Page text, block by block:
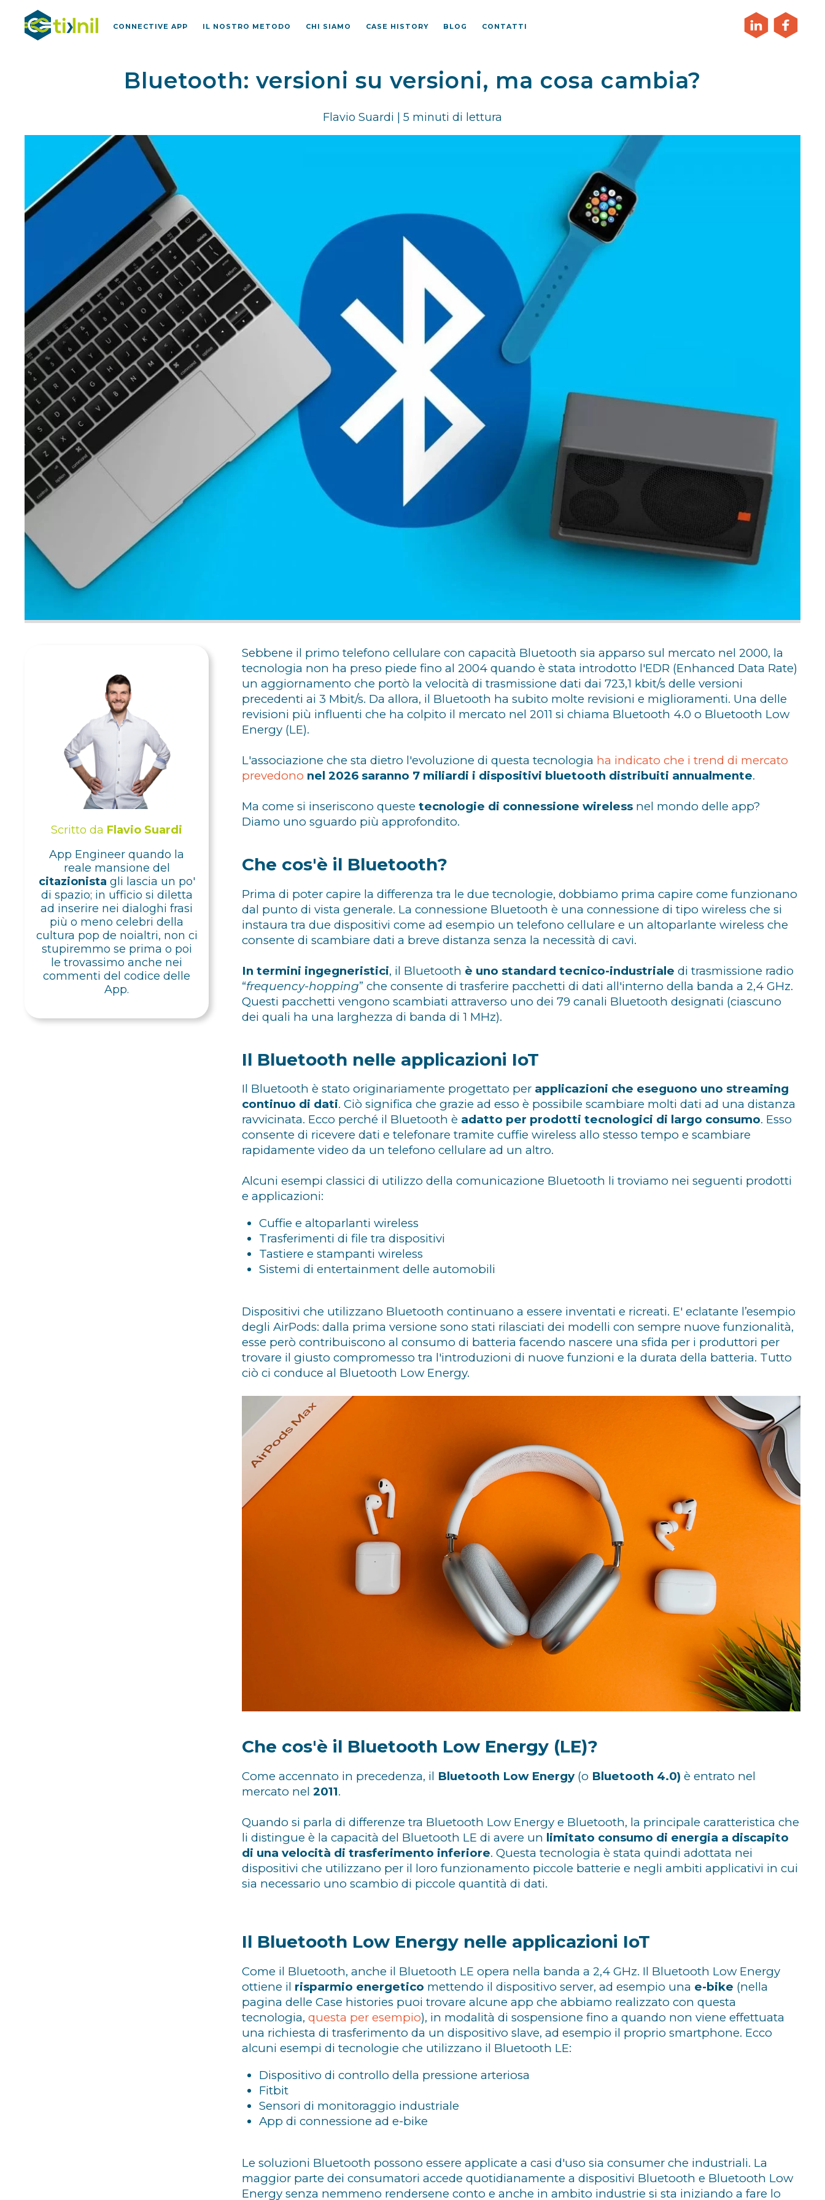
CONNECTIVE APP IL NOSTRO METODO CHI SIAMO CASE HISTORY BLOG CONTATTI
Bluetooth: versioni su versioni, ma cosa cambia?
Flavio Suardi | 5 minuti di lettura
Scritto da Flavio Suardi
App Engineer quando la
reale mansione del
citazionista gli lascia un po'
di spazio; in ufficio si diletta
ad inserire nei dialoghi frasi
più o meno celebri della
cultura pop de noialtri, non ci
stupiremmo se prima o poi
le trovassimo anche nei
commenti del codice delle
App.
Sebbene il primo telefono cellulare con capacità Bluetooth sia apparso sul mercato nel 2000, la
tecnologia non ha preso piede fino al 2004 quando è stata introdotto l'EDR (Enhanced Data Rate)
un aggiornamento che portò la velocità di trasmissione dati dai 723,1 kbit/s delle versioni
precedenti ai 3 Mbit/s. Da allora, il Bluetooth ha subito molte revisioni e miglioramenti. Una delle
revisioni più influenti che ha colpito il mercato nel 2011 si chiama Bluetooth 4.0 o Bluetooth Low
Energy (LE).
L'associazione che sta dietro l'evoluzione di questa tecnologia ha indicato che i trend di mercato
prevedono nel 2026 saranno 7 miliardi i dispositivi bluetooth distribuiti annualmente.
Ma come si inseriscono questetecnologie di connessione wireless nel mondo delle app?
Diamo uno sguardo più approfondito.
Che cos'è il Bluetooth?
Prima di poter capire la differenza tra le due tecnologie, dobbiamo prima capire come funzionano
dal punto di vista generale. La connessione Bluetooth è una connessione di tipo wireless che si
instaura tra due dispositivi come ad esempio un telefono cellulare e un altoparlante wireless che
consente di scambiare dati a breve distanza senza la necessità di cavi.
In termini ingegneristici, il Bluetooth è uno standard tecnico-industriale di trasmissione radio
“frequency-hopping” che consente di trasferire pacchetti di dati all'interno della banda a 2,4 GHz.
Questi pacchetti vengono scambiati attraverso uno dei 79 canali Bluetooth designati (ciascuno
dei quali ha una larghezza di banda di 1 MHz).
Il Bluetooth nelle applicazioni IoT
Il Bluetooth è stato originariamente progettato per applicazioni che eseguono uno streaming
continuo di dati. Ciò significa che grazie ad esso è possibile scambiare molti dati ad una distanza
ravvicinata. Ecco perché il Bluetooth è adatto per prodotti tecnologici di largo consumo. Esso
consente di ricevere dati e telefonare tramite cuffie wireless allo stesso tempo e scambiare
rapidamente video da un telefono cellulare ad un altro.
Alcuni esempi classici di utilizzo della comunicazione Bluetooth li troviamo nei seguenti prodotti
e applicazioni:
Cuffie e altoparlanti wireless
Trasferimenti di file tra dispositivi
Tastiere e stampanti wireless
Sistemi di entertainment delle automobili
Dispositivi che utilizzano Bluetooth continuano a essere inventati e ricreati. E' eclatante l’esempio
degli AirPods: dalla prima versione sono stati rilasciati dei modelli con sempre nuove funzionalità,
esse però contribuiscono al consumo di batteria facendo nascere una sfida per i produttori per
trovare il giusto compromesso tra l'introduzioni di nuove funzioni e la durata della batteria. Tutto
ciò ci conduce al Bluetooth Low Energy.
Che cos'è il Bluetooth Low Energy (LE)?
Come accennato in precedenza, il Bluetooth Low Energy(o Bluetooth 4.0) è entrato nel
mercato nel2011.
Quando si parla di differenze tra Bluetooth Low Energy e Bluetooth, la principale caratteristica che
li distingue è la capacità del Bluetooth LE di avere un limitato consumo di energia a discapito
di una velocità di trasferimento inferiore. Questa tecnologia è stata quindi adottata nei
dispositivi che utilizzano per il loro funzionamento piccole batterie e negli ambiti applicativi in cui
sia necessario uno scambio di piccole quantità di dati.
Il Bluetooth Low Energy nelle applicazioni IoT
Come il Bluetooth, anche il Bluetooth LE opera nella banda a 2,4 GHz. Il Bluetooth Low Energy
ottiene il risparmio energetico mettendo il dispositivo server, ad esempio una e-bike (nella
pagina delle Case histories puoi trovare alcune app che abbiamo realizzato con questa
tecnologia,questa per esempio), in modalità di sospensione fino a quando non viene effettuata
una richiesta di trasferimento da un dispositivo slave, ad esempio il proprio smartphone. Ecco
alcuni esempi di tecnologie che utilizzano il Bluetooth LE:
Dispositivo di controllo della pressione arteriosa
Fitbit
Sensori di monitoraggio industriale
App di connessione ad e-bike
Le soluzioni Bluetooth possono essere applicate a casi d'uso sia consumer che industriali. La
maggior parte dei consumatori accede quotidianamente a dispositivi Bluetooth e Bluetooth Low
Energy senza nemmeno rendersene conto e anche in ambito industrie si sta iniziando a fare lo